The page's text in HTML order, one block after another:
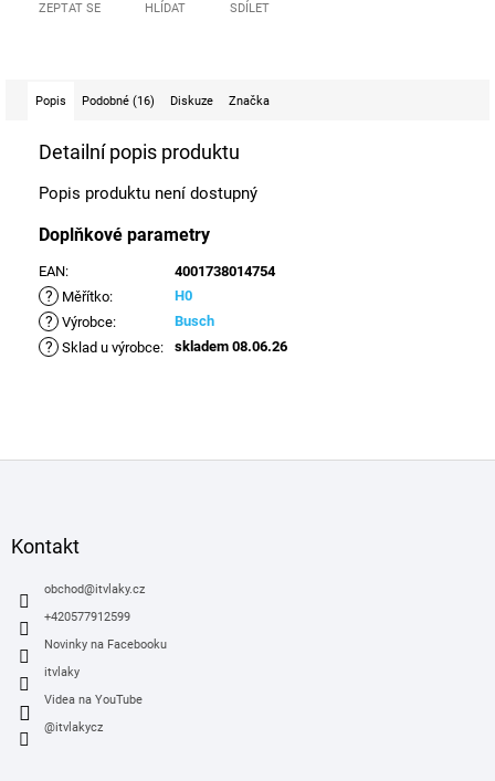
ZEPTAT SE HLÍDAT SDÍLET
Popis Podobné (16) Diskuze Značka
Detailní popis produktu
Popis produktu není dostupný
Doplňkové parametry
EAN: 4001738014754
? Měřítko: H0
? Výrobce: Busch
? Sklad u výrobce: skladem 08.06.26
Kontakt
obchod@itvlaky.cz
+420577912599
Novinky na Facebooku
itvlaky
Videa na YouTube
@itvlakycz